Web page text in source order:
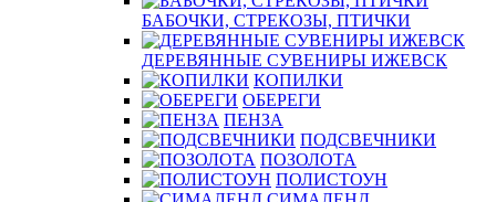
БАБОЧКИ, СТРЕКОЗЫ, ПТИЧКИ
ДЕРЕВЯННЫЕ СУВЕНИРЫ ИЖЕВСК
КОПИЛКИ
ОБЕРЕГИ
ПЕНЗА
ПОДСВЕЧНИКИ
ПОЗОЛОТА
ПОЛИСТОУН